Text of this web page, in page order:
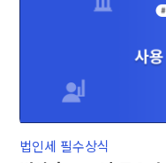
법인세 필수상식